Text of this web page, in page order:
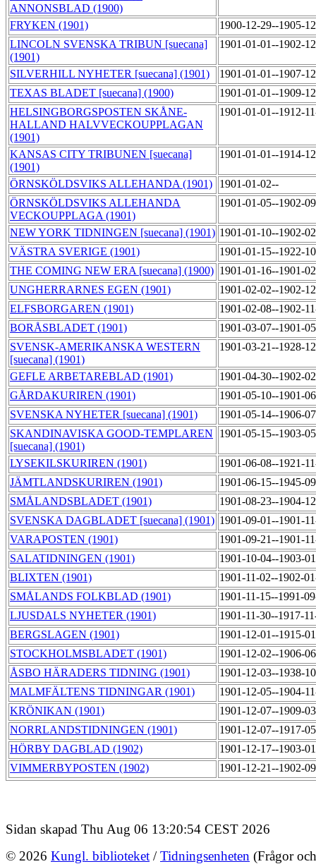
ANNONSBLAD (1900)
FRYKEN (1901)
1900-12-29--1905-
LINCOLN SVENSKA TRIBUN [suecana]
(1901)
1901-01-01--1902-
SILVERHILL NYHETER [suecana] (1901)
1901-01-01--1907-
TEXAS BLADET [suecana] (1900)
1901-01-01--1909-
HELSINGBORGSPOSTEN SKÅNE-
HALLAND HALVVECKOUPPLAGAN
(1901)
1901-01-01--1912-
KANSAS CITY TRIBUNEN [suecana]
(1901)
1901-01-01--1914-
ÖRNSKÖLDSVIKS ALLEHANDA (1901)
1901-01-02--
ÖRNSKÖLDSVIKS ALLEHANDA
VECKOUPPLAGA (1901)
1901-01-05--1902-
NEW YORK TIDNINGEN [suecana] (1901) 1901-01-10--1902-
VÄSTRA SVERIGE (1901)
1901-01-15--1922-
THE COMING NEW ERA [suecana] (1900) 1901-01-16--1901-
UNGHERRARNES EGEN (1901)
1901-02-02--1902-
ELFSBORGAREN (1901)
1901-02-08--1902-
BORÅSBLADET (1901)
1901-03-07--1901-
SVENSK-AMERIKANSKA WESTERN
[suecana] (1901)
1901-03-21--1928-
GEFLE ARBETAREBLAD (1901)
1901-04-30--1902-
GÅRDAKURIREN (1901)
1901-05-10--1901-
SVENSKA NYHETER [suecana] (1901)
1901-05-14--1906-
SKANDINAVISKA GOOD-TEMPLAREN
[suecana] (1901)
1901-05-15--1903-
LYSEKILSKURIREN (1901)
1901-06-08--1921-
JÄMTLANDSKURIREN (1901)
1901-06-15--1945-
SMÅLANDSBLADET (1901)
1901-08-23--1904-
SVENSKA DAGBLADET [suecana] (1901) 1901-09-01--1901-
VARAPOSTEN (1901)
1901-09-21--1901-
SALATIDNINGEN (1901)
1901-10-04--1903-
BLIXTEN (1901)
1901-11-02--1902-
SMÅLANDS FOLKBLAD (1901)
1901-11-15--1991-
LJUSDALS NYHETER (1901)
1901-11-30--1917-
BERGSLAGEN (1901)
1901-12-01--1915-
STOCKHOLMSBLADET (1901)
1901-12-02--1906-
ÅSBO HÄRADERS TIDNING (1901)
1901-12-03--1938-
MALMFÄLTENS TIDNINGAR (1901)
1901-12-05--1904-
KRÖNIKAN (1901)
1901-12-07--1909-
NORRLANDSTIDNINGEN (1901)
1901-12-07--1917-
HÖRBY DAGBLAD (1902)
1901-12-17--1903-
VIMMERBYPOSTEN (1902)
1901-12-21--1902-
Sidan skapad Thu Aug 06 13:20:54 CEST 2026
© 2026 Kungl. biblioteket /Tidningsenheten (Frågor